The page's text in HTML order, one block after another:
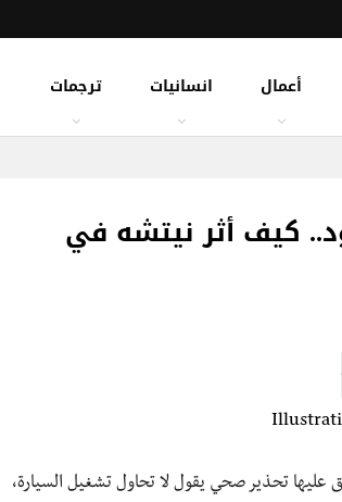
أعمال انسانيات ترجمات
كيف أثر نيتشه في
تحذير صحي يقول لا تحاول تشغيل السيارة،